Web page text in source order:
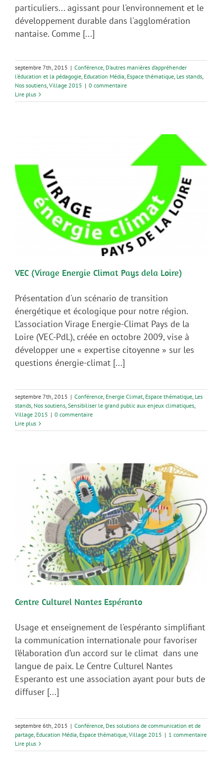
particuliers... agissant pour l'environnement et le
développement durable dans l'agglomération
nantaise. Comme [...]
septembre 7th, 2015 | Conférence D’autres manières d’appréhender
l’éducation et la pédagogie Education Média Espace thématique Les stands
Nos soutiens Village 2015 | 0 commentaire
Lire plus
VEC (Virage Energie Climat Pays dela Loire)
Présentation d'un scénario de transition
énergétique et écologique pour notre région.
L’association Virage Energie-Climat Pays de la
Loire (VEC-PdL), créée en octobre 2009, vise à
développer une « expertise citoyenne » sur les
questions énergie-climat [...]
septembre 7th, 2015 | Conférence Energie Climat Espace thématique Les
stands Nos soutiens Sensibiliser le grand public aux enjeux climatiques
Village 2015 | 0 commentaire
Lire plus
Centre Culturel Nantes Espéranto
Usage et enseignement de l'espéranto simplifiant
la communication internationale pour favoriser
l’élaboration d’un accord sur le climat dans une
langue de paix. Le Centre Culturel Nantes
Esperanto est une association ayant pour buts de
diffuser [...]
septembre 6th, 2015 | Conférence Des solutions de communication et de
partage Education Média Espace thématique Village 2015 | 1 commentaire
Lire plus